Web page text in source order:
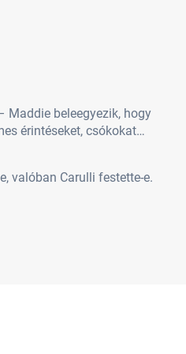
Maddie beleegyezik, hogy
érintéseket, csókokat…
valóban Carulli festette-e.